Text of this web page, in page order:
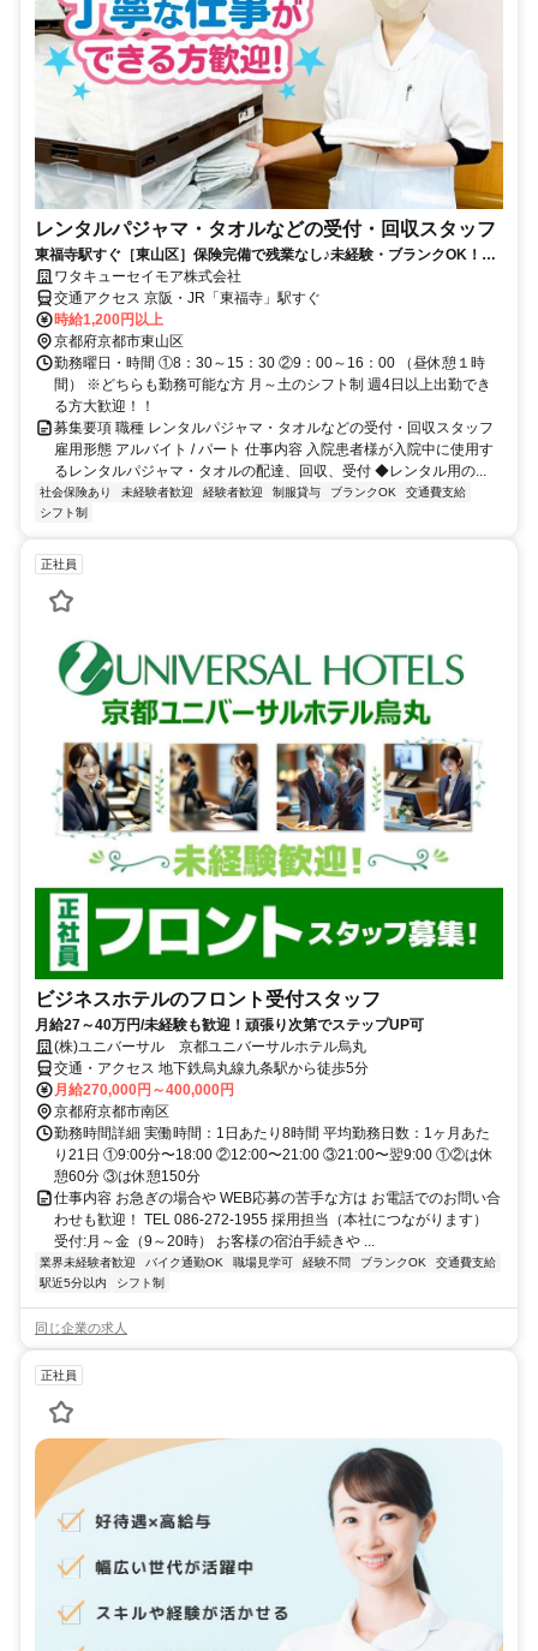
レンタルパジャマ・タオルなどの受付・回収スタッフ
東福寺駅すぐ［東山区］保険完備で残業なし♪未経験・ブランクOK！主
婦パートさん活躍中！
ワタキューセイモア株式会社
交通アクセス 京阪・JR「東福寺」駅すぐ
時給1,200円以上
京都府京都市東山区
勤務曜日・時間 ①8：30～15：30 ②9：00～16：00 （昼休憩１時
間） ※どちらも勤務可能な方 月～土のシフト制 週4日以上出勤でき
る方大歓迎！！
募集要項 職種 レンタルパジャマ・タオルなどの受付・回収スタッフ
雇用形態 アルバイト / パート 仕事内容 入院患者様が入院中に使用す
るレンタルパジャマ・タオルの配達、回収、受付 ◆レンタル用の...
社会保険あり 未経験者歓迎 経験者歓迎 制服貸与 ブランクOK
交通費支給
シフト制
正社員
ビジネスホテルのフロント受付スタッフ
月給27～40万円/未経験も歓迎！頑張り次第でステップUP可
(株)ユニバーサル 京都ユニバーサルホテル烏丸
交通・アクセス 地下鉄烏丸線九条駅から徒歩5分
月給270,000円～400,000円
京都府京都市南区
勤務時間詳細 実働時間：1日あたり8時間 平均勤務日数：1ヶ月あた
り21日 ①9:00分〜18:00 ②12:00〜21:00 ③21:00〜翌9:00 ①②は休
憩60分 ③は休憩150分
仕事内容 お急ぎの場合や WEB応募の苦手な方は お電話でのお問い合
わせも歓迎！ TEL 086-272-1955 採用担当（本社につながります）
受付:月～金（9～20時） お客様の宿泊手続きや ...
業界未経験者歓迎 バイク通勤OK 職場見学可 経験不問 ブランクOK
交通費支給
駅近5分以内
シフト制
同じ企業の求人
正社員